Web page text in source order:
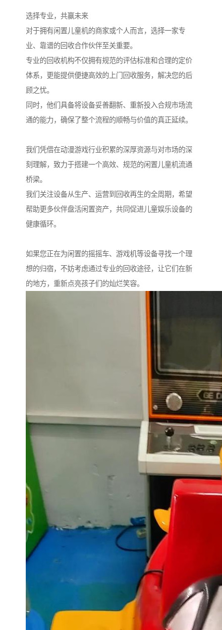
选择专业，共赢未来
对于拥有闲置儿童机的商家或个人而言，选择一家专
业、靠谱的回收合作伙伴至关重要。
专业的回收机构不仅拥有规范的评估标准和合理的定价
体系，更能提供便捷高效的上门回收服务，解决您的后
顾之忧。
同时，他们具备将设备妥善翻新、重新投入合规市场流
通的能力，确保了整个流程的顺畅与价值的真正延续。
我们凭借在动漫游戏行业积累的深厚资源与对市场的深
刻理解，致力于搭建一个高效、规范的闲置儿童机流通
桥梁。
我们关注设备从生产、运营到回收再生的全周期，希望
帮助更多伙伴盘活闲置资产，共同促进儿童娱乐设备的
健康循环。
如果您正在为闲置的摇摇车、游戏机等设备寻找一个理
想的归宿，不妨考虑通过专业的回收途径，让它们在新
的地方，重新点亮孩子们的灿烂笑容。